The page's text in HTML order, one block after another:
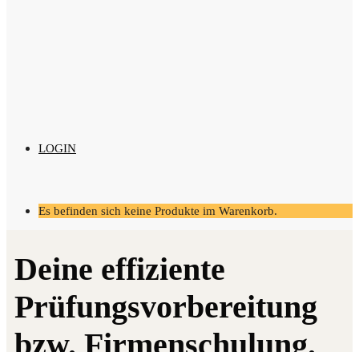
LOGIN
Es befinden sich keine Produkte im Warenkorb.